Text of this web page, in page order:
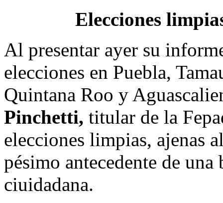
Elecciones
Al presentar ayer su
elecciones en Puebla,
Quintana Roo y
Pinchetti, titular de la
elecciones limpias, ajenas
pésimo antecedente de
ciuidadana.